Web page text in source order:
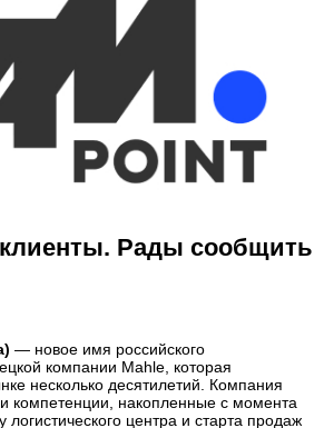
Рады сообщить
— новое имя российского
компании Mahle, которая
несколько десятилетий. Компания
компетенции, накопленные с момента
логистического центра и старта продаж